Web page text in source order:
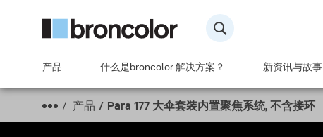
产品 什么是broncolor 解决方案？ 新资讯与故事
产品 Para 177 大伞套装内置聚焦系统, 不含接环